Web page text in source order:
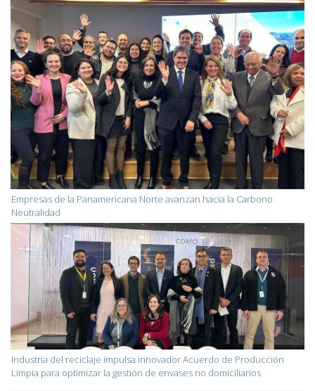
Empresas de la Panamericana Norte avanzan hacia la Carbono
Neutralidad
Industria del reciclaje impulsa innovador Acuerdo de Producción
Limpia para optimizar la gestión de envases no domiciliarios